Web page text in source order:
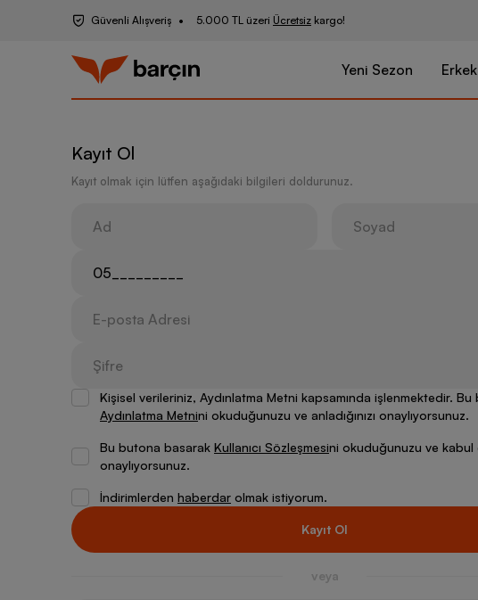
Güvenli Alışveriş 5.000 TL üzeri Ücretsiz kargo!
Yeni Sezon Erkek
Kayıt Ol
Kayıt olmak için lütfen aşağıdaki bilgileri doldurunuz.
Kişisel verileriniz, Aydınlatma Metni kapsamında işlenmektedir.
Aydınlatma Metnini okuduğunuzu ve anladığınızı onaylıyorsunuz.
Bu butona basarak Kullanıcı Sözleşmesini okuduğunuzu ve kabul
onaylıyorsunuz.
İndirimlerden haberdar olmak istiyorum.
Kayıt Ol
veya